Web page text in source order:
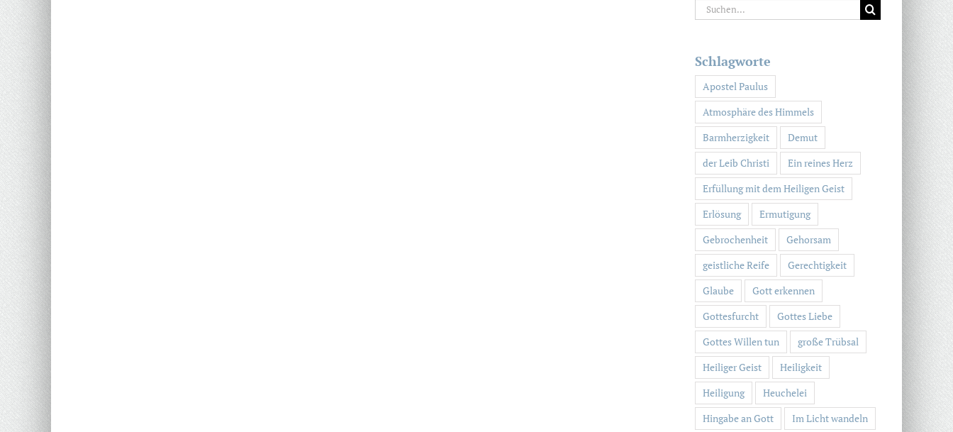
Suche
nach:
Schlagworte
Apostel Paulus
Atmosphäre des Himmels
Barmherzigkeit
Demut
der Leib Christi
Ein reines Herz
Erfüllung mit dem Heiligen Geist
Erlösung
Ermutigung
Gebrochenheit
Gehorsam
geistliche Reife
Gerechtigkeit
Glaube
Gott erkennen
Gottesfurcht
Gottes Liebe
Gottes Willen tun
große Trübsal
Heiliger Geist
Heiligkeit
Heiligung
Heuchelei
Hingabe an Gott
Im Licht wandeln